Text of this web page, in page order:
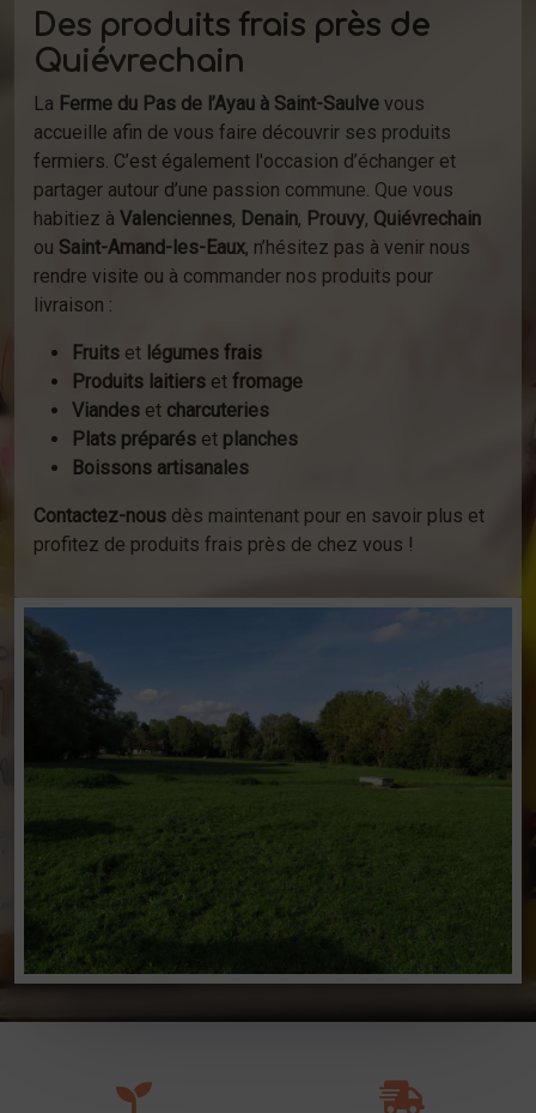
Des produits frais près de
Quiévrechain
La Ferme du Pas de l’Ayau à Saint-Saulve vous
accueille afin de vous faire découvrir ses produits
fermiers. C’est également l'occasion d’échanger et
partager autour d’une passion commune. Que vous
habitiez à Valenciennes, Denain, Prouvy, Quiévrechain
ou Saint-Amand-les-Eaux, n’hésitez pas à venir nous
rendre visite ou à commander nos produits pour
livraison :
Fruits et légumes frais
Produits laitiers et fromage
Viandes et charcuteries
Plats préparés et planches
Boissons artisanales
Contactez-nous dès maintenant pour en savoir plus et
profitez de produits frais près de chez vous !